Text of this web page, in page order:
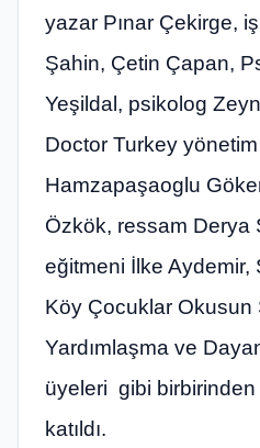
yazar Pınar Çekirge,
Şahin, Çetin Çapan,
Yeşildal, psikolog
Doctor Turkey
Hamzapaşaoglu
Özkök, ressam Derya
eğitmeni İlke Aydemir,
Köy Çocuklar Okusun
Yardımlaşma ve
üyeleri gibi
katıldı.